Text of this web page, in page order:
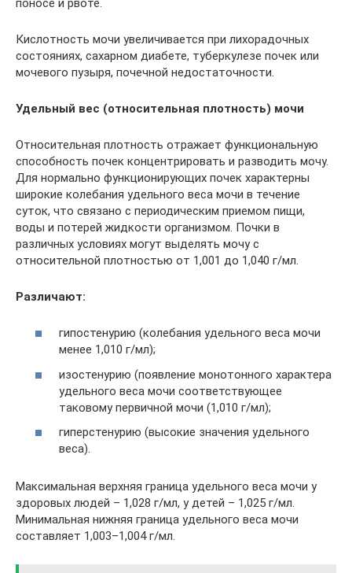
Кислотность мочи увеличивается при лихорадочных
состояниях, сахарном диабете, туберкулезе почек или
мочевого пузыря, почечной недостаточности.
Удельный вес (относительная плотность) мочи
Относительная плотность отражает функциональную
способность почек концентрировать и разводить мочу.
Для нормально функционирующих почек характерны
широкие колебания удельного веса мочи в течение
суток, что связано с периодическим приемом пищи,
воды и потерей жидкости организмом. Почки в
различных условиях могут выделять мочу с
относительной плотностью от 1,001 до 1,040 г/мл.
Различают:
гипостенурию (колебания удельного веса мочи
менее 1,010 г/мл);
изостенурию (появление монотонного характера
удельного веса мочи соответствующее
таковому первичной мочи (1,010 г/мл);
гиперстенурию (высокие значения удельного
веса).
Максимальная верхняя граница удельного веса мочи у
здоровых людей – 1,028 г/мл, у детей – 1,025 г/мл.
Минимальная нижняя граница удельного веса мочи
составляет 1,003–1,004 г/мл.